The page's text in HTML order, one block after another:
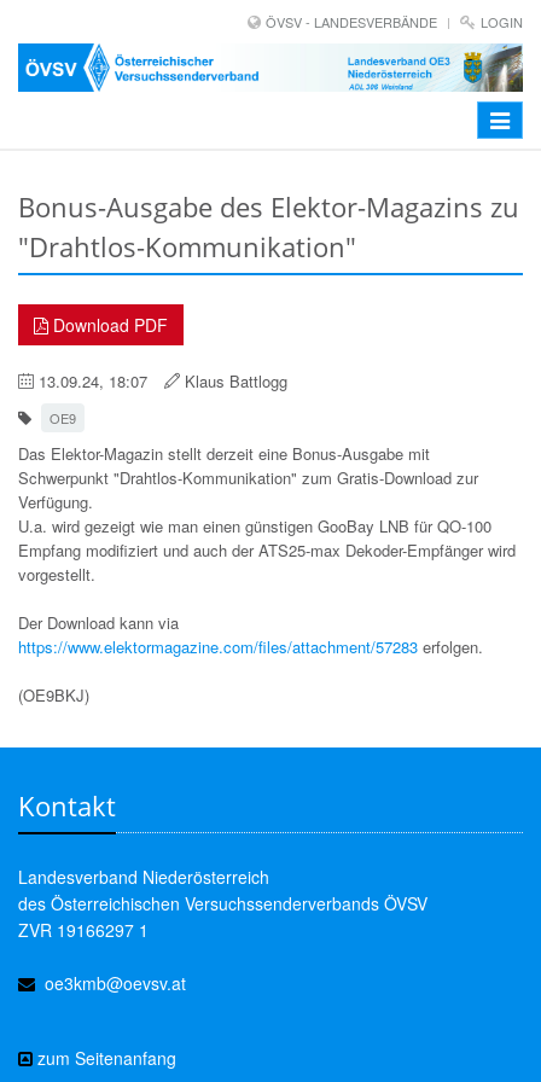
ÖVSV - LANDESVERBÄNDE LOGIN
Toggle
Bonus-Ausgabe des Elektor-Magazins zu
"Drahtlos-Kommunikation"
Download PDF
13.09.24, 18:07 Klaus Battlogg
OE9
Das Elektor-Magazin stellt derzeit eine Bonus-Ausgabe mit
Schwerpunkt "Drahtlos-Kommunikation" zum Gratis-Download zur
Verfügung.
U.a. wird gezeigt wie man einen günstigen GooBay LNB für QO-100
Empfang modifiziert und auch der ATS25-max Dekoder-Empfänger wird
vorgestellt.
Der Download kann via
https://www.elektormagazine.com/files/attachment/57283 erfolgen.
(OE9BKJ)
Kontakt
Landesverband Niederösterreich
des Österreichischen Versuchssenderverbands ÖVSV
ZVR 19166297 1
oe3kmb@oevsv.at
zum Seitenanfang